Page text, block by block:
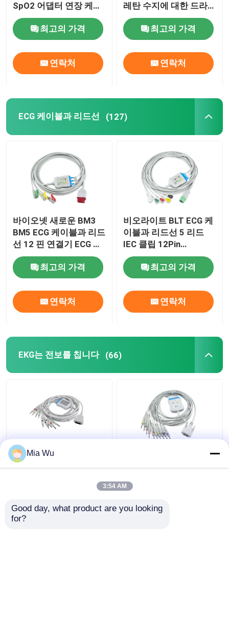
SpO2 어댑터 연장 케이
블 환자케이블
최고의 가격
연락처
레탄 수지에 대한 드라
거 지멘스 SpO2 센서 프
로브 7Pin최고의 가격
연락처
ECG 케이블과 리드선 (127)
바이오넷 새로운 BM3
BM5 ECG 케이블과 리드
선 12 핀 연결기 ECG 케
이블 3은 IEC 포착기 클
립을 이끕니다
최고의 가격
연락처
비오라이트 BLT ECG 케
이블과 리드선 5 리드
IEC 클립 12Pin
C2557P0 ECG 케이블
최고의 가격
연락처
EKG는 전보를 칩니다 (66)
GE 마르키트 EKG 케이
블과 리드선 국제전기기
술위원회 4.0Banana 연
결기 MAC500 MAC600
2104727-001
최고의 가격
크 케이블 BA-902D
ECG-FD07 ECG-9010K
리드선 15는 IEC 바나나
4.0을 고정합니다
최고의 가격
Mia Wu
3:54 AM
Good day, what product are you looking
for?